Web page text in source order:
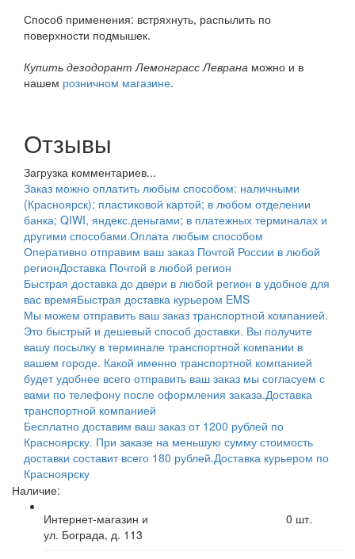
Способ применения: встряхнуть, распылить по
поверхности подмышек.
Купить дезодорант Лемонграсс Леврана можно и в
нашем розничном магазине.
Отзывы
Загрузка комментариев...
Заказ можно оплатить любым способом: наличными
(Красноярск); пластиковой картой; в любом отделении
банка; QIWI, яндекс.деньгами; в платежных терминалах и
другими способами.Оплата любым способом
Оперативно отправим ваш заказ Почтой России в любой
регионДоставка Почтой в любой регион
Быстрая доставка до двери в любой регион в удобное для
вас времяБыстрая доставка курьером EMS
Мы можем отправить ваш заказ транспортной компанией.
Это быстрый и дешевый способ доставки. Вы получите
вашу посылку в терминале транспортной компании в
вашем городе. Какой именно транспортной компанией
будет удобнее всего отправить ваш заказ мы согласуем с
вами по телефону после оформления заказа.Доставка
транспортной компанией
Бесплатно доставим ваш заказ от 1200 рублей по
Красноярску. При заказе на меньшую сумму стоимость
доставки составит всего 180 рублей.Доставка курьером по
Красноярску
Наличие:
Интернет-магазин и
ул. Бограда, д. 113
0 шт.